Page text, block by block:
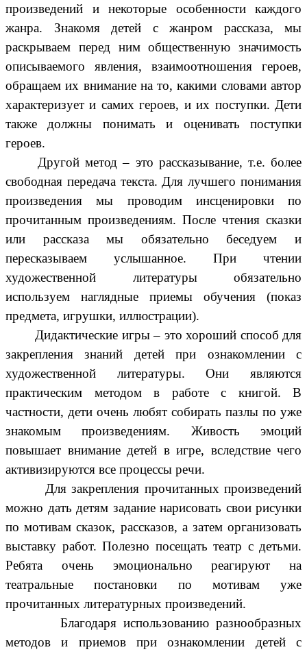
произведений и некоторые особенности каждого
жанра. Знакомя детей с жанром рассказа, мы
раскрываем перед ним общественную значимость
описываемого явления, взаимоотношения героев,
обращаем их внимание на то, какими словами автор
характеризует и самих героев, и их поступки. Дети
также должны понимать и оценивать поступки
героев.
Другой метод – это рассказывание, т.е. более
свободная передача текста. Для лучшего понимания
произведения мы проводим инсценировки по
прочитанным произведениям. После чтения сказки
или рассказа мы обязательно беседуем и
пересказываем услышанное. При чтении
художественной литературы обязательно
используем наглядные приемы обучения (показ
предмета, игрушки, иллюстрации).
Дидактические игры – это хороший способ для
закрепления знаний детей при ознакомлении с
художественной литературы. Они являются
практическим методом в работе с книгой. В
частности, дети очень любят собирать пазлы по уже
знакомым произведениям. Живость эмоций
повышает внимание детей в игре, вследствие чего
активизируются все процессы речи.
Для закрепления прочитанных произведений
можно дать детям задание нарисовать свои рисунки
по мотивам сказок, рассказов, а затем организовать
выставку работ. Полезно посещать театр с детьми.
Ребята очень эмоционально реагируют на
театральные постановки по мотивам уже
прочитанных литературных произведений.
Благодаря использованию разнообразных
методов и приемов при ознакомлении детей с